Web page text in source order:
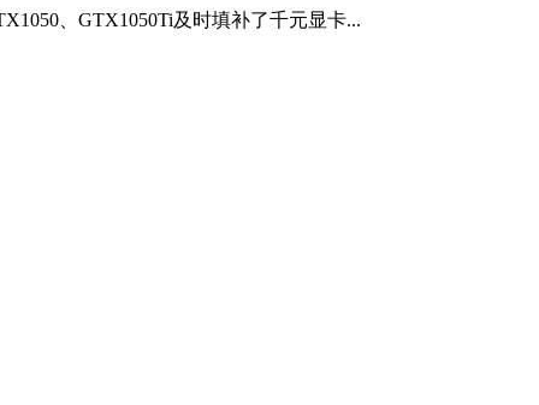
、GTX1050Ti及时填补了千元显卡...